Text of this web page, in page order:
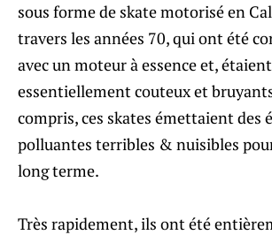
sous forme de skate motorisé en
travers les années 70, qui ont été
avec un moteur à essence et, étaient
essentiellement couteux et
compris, ces skates émettaient des
polluantes terribles & nuisibles
long terme.
Très rapidement, ils ont été